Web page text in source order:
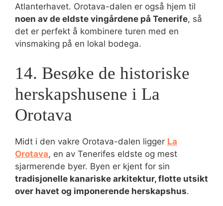
Atlanterhavet. Orotava-dalen er også hjem til
noen av de eldste vingårdene på Tenerife, så
det er perfekt å kombinere turen med en
vinsmaking på en lokal bodega.
14. Besøke de historiske
herskapshusene i La
Orotava
Midt i den vakre Orotava-dalen ligger La
Orotava, en av Tenerifes eldste og mest
sjarmerende byer. Byen er kjent for sin
tradisjonelle kanariske arkitektur, flotte utsikt
over havet og imponerende herskapshus.